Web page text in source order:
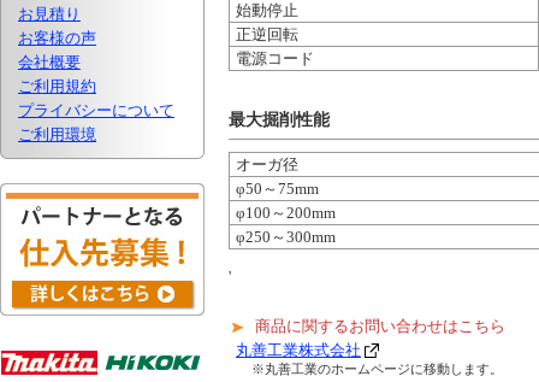
お見積り
お客様の声
会社概要
ご利用規約
プライバシーについて
ご利用環境
始動停止
正逆回転
電源コード
最大掘削性能
オーガ径
φ50～75mm
φ100～200mm
φ250～300mm
'
商品に関するお問い合わせはこちら
丸善工業株式会社
※丸善工業のホームページに移動します。